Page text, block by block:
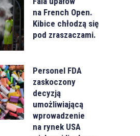
na French Open.
Kibice chłodzą się
pod zraszaczami.
Personel FDA
zaskoczony
decyzją
umożliwiającą
wprowadzenie
na rynek USA